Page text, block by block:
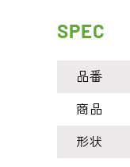
SPEC
品番
商品
形状